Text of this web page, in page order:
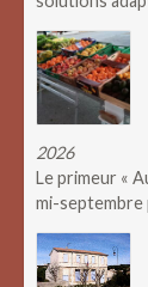
2026
Le primeur «
mi-septembre